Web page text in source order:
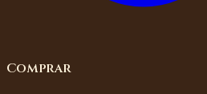
Comprar